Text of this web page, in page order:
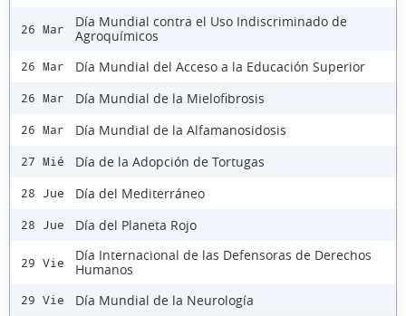
26 Mar
Día Mundial contra el Uso Indiscriminado de
Agroquímicos
26 Mar Día Mundial del Acceso a la Educación Superior
26 Mar Día Mundial de la Mielofibrosis
26 Mar Día Mundial de la Alfamanosidosis
27 Mié Día de la Adopción de Tortugas
28 Jue Día del Mediterráneo
28 Jue Día del Planeta Rojo
29 Vie
Día Internacional de las Defensoras de Derechos
Humanos
29 Vie Día Mundial de la Neurología